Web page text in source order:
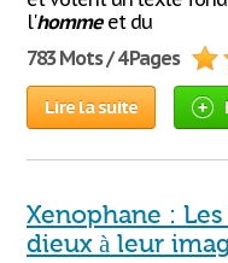
l'hommeet du
783 Mots / 4 Pages
Lire la suite
Xenophane :
dieux à leur